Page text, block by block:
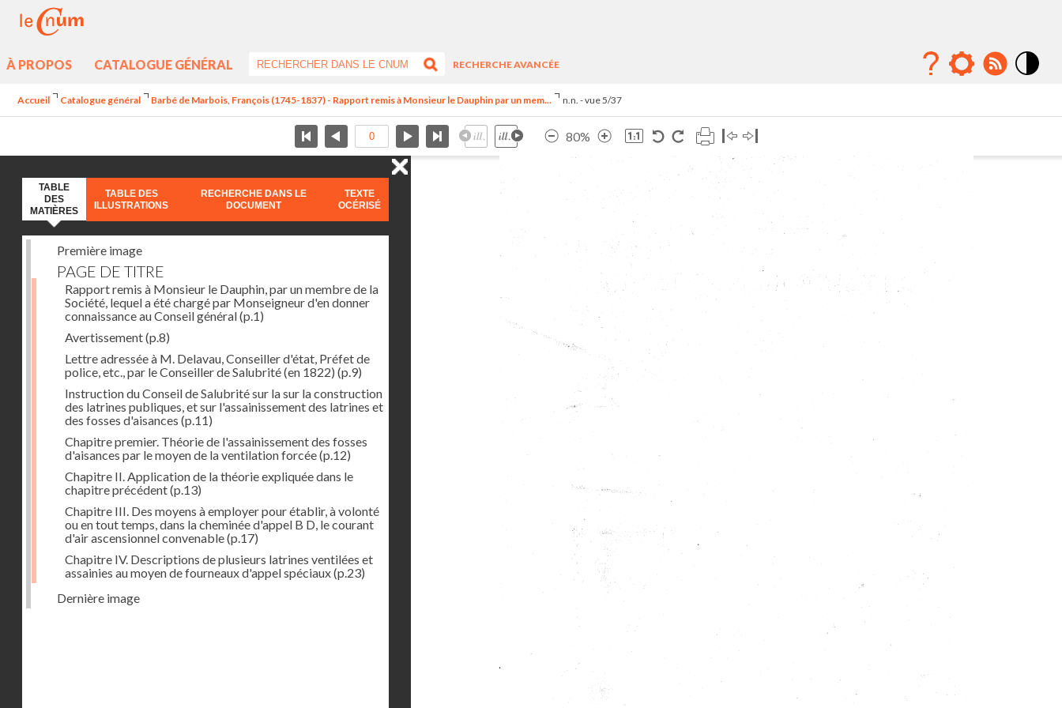
À PROPOS CATALOGUE GÉNÉRAL
RECHERCHE AVANCÉE
Accueil Catalogue général Barbé de Marbois, François (1745-1837) - Rapport remis à Monsieur le Dauphin par un mem... n.n. - vue 5/37
80%
TABLE
DES
MATIÈRES
TABLE DES
ILLUSTRATIONS
RECHERCHE DANS LE
DOCUMENT
TEXTE
OCÉRISÉ
Première image
PAGE DE TITRE
Rapport remis à Monsieur le Dauphin, par un membre de la
Société, lequel a été chargé par Monseigneur d'en donner
connaissance au Conseil général(p.1)
Avertissement(p.8)
Lettre adressée à M. Delavau, Conseiller d'état, Préfet de
police, etc., par le Conseiller de Salubrité (en 1822) (p.9)
Instruction du Conseil de Salubrité sur la sur la construction
des latrines publiques, et sur l'assainissement des latrines et
des fosses d'aisances (p.11)
Chapitre premier. Théorie de l'assainissement des fosses
d'aisances par le moyen de la ventilation forcée(p.12)
Chapitre II. Application de la théorie expliquée dans le
chapitre précédent(p.13)
Chapitre III. Des moyens à employer pour établir, à volonté
ou en tout temps, dans la cheminée d'appel B D, le courant
d'air ascensionnel convenable(p.17)
Chapitre IV. Descriptions de plusieurs latrines ventilées et
assainies au moyen de fourneaux d'appel spéciaux(p.23)
Dernière image